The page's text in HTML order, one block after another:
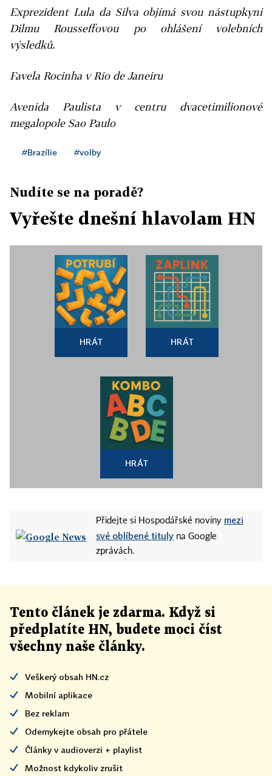
Exprezident Lula da Silva objímá svou nástupkyni
Dilmu Rousseffovou po ohlášení volebních
výsledků.
Favela Rocinha v Rio de Janeiru
Avenida Paulista v centru dvacetimilionové
megalopole Sao Paulo
#Brazílie #volby
Nudíte se na poradě?
Vyřešte dnešní hlavolam HN
HRÁT HRÁT
HRÁT
Přidejte si Hospodářské noviny mezi
své oblíbené tituly na Google
zprávách.
Tento článek je zdarma. Když si
předplatíte HN, budete moci číst
všechny naše články.
Veškerý obsah HN.cz
Mobilní aplikace
Bez reklam
Odemykejte obsah pro přátele
Články v audioverzi + playlist
Možnost kdykoliv zrušit